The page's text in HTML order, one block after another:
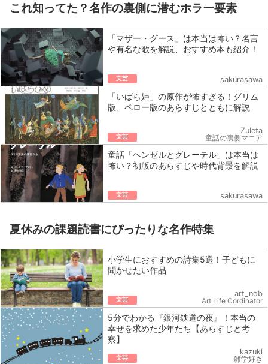
これ知ってた？名作の裏側に潜むホラー要素
「マザー・グース」は本当は怖い？名言
や有名な歌を解説、おすすめ本も紹介！
文芸 sakurasawa
「いばら姫」の原作が怖すぎる！グリム
版、ペロー版のあらすじとともに解説
文芸
Zuleta
童話の裏側マニア
童話「ヘンゼルとグレーテル」は本当は
怖い？初版のあらすじや時代背景を解説
文芸 sakurasawa
夏休みの課題読書にぴったりな名作特集
小学生におすすめの詩集5選！子どもに
聞かせたい作品
文芸
art_nob
Art Life Cordinator
5分でわかる『銀河鉄道の夜』！本当の
幸せを求めた少年たち【あらすじと考
察】
文芸
kazuki
雑学好き